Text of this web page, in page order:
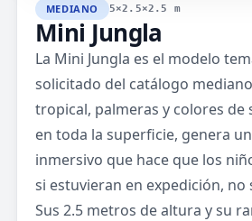
MEDIANO 5×2.5×2.5 m
Mini Jungla
La Mini Jungla es el modelo
solicitado del catálogo
tropical, palmeras y colores de
en toda la superficie, genera
inmersivo que hace que los
si estuvieran en expedición,
Sus 2.5 metros de altura y su